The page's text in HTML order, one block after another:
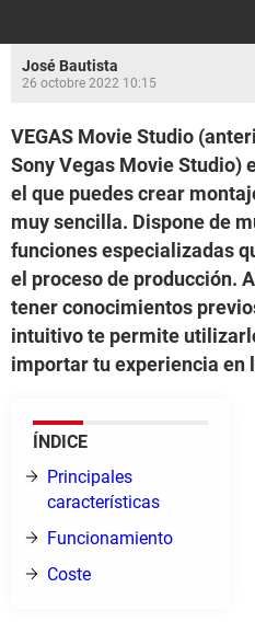
José Bautista
26 octobre 2022 10:15
VEGAS Movie Studio
Sony Vegas Movie Studio)
el que puedes crear
muy sencilla. Dispone de
funciones especializadas
el proceso de producción.
tener conocimientos
intuitivo te permite
importar tu experiencia en
ÍNDICE
Principales
características
Funcionamiento
Coste